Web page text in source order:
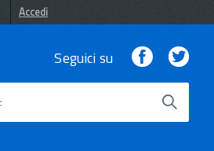
Accedi
Seguici su Facebook